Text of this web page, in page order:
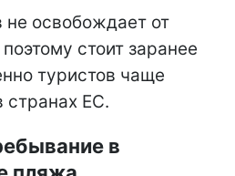
не освобождает от
стоит заранее
туристов чаще
странах ЕС.
в